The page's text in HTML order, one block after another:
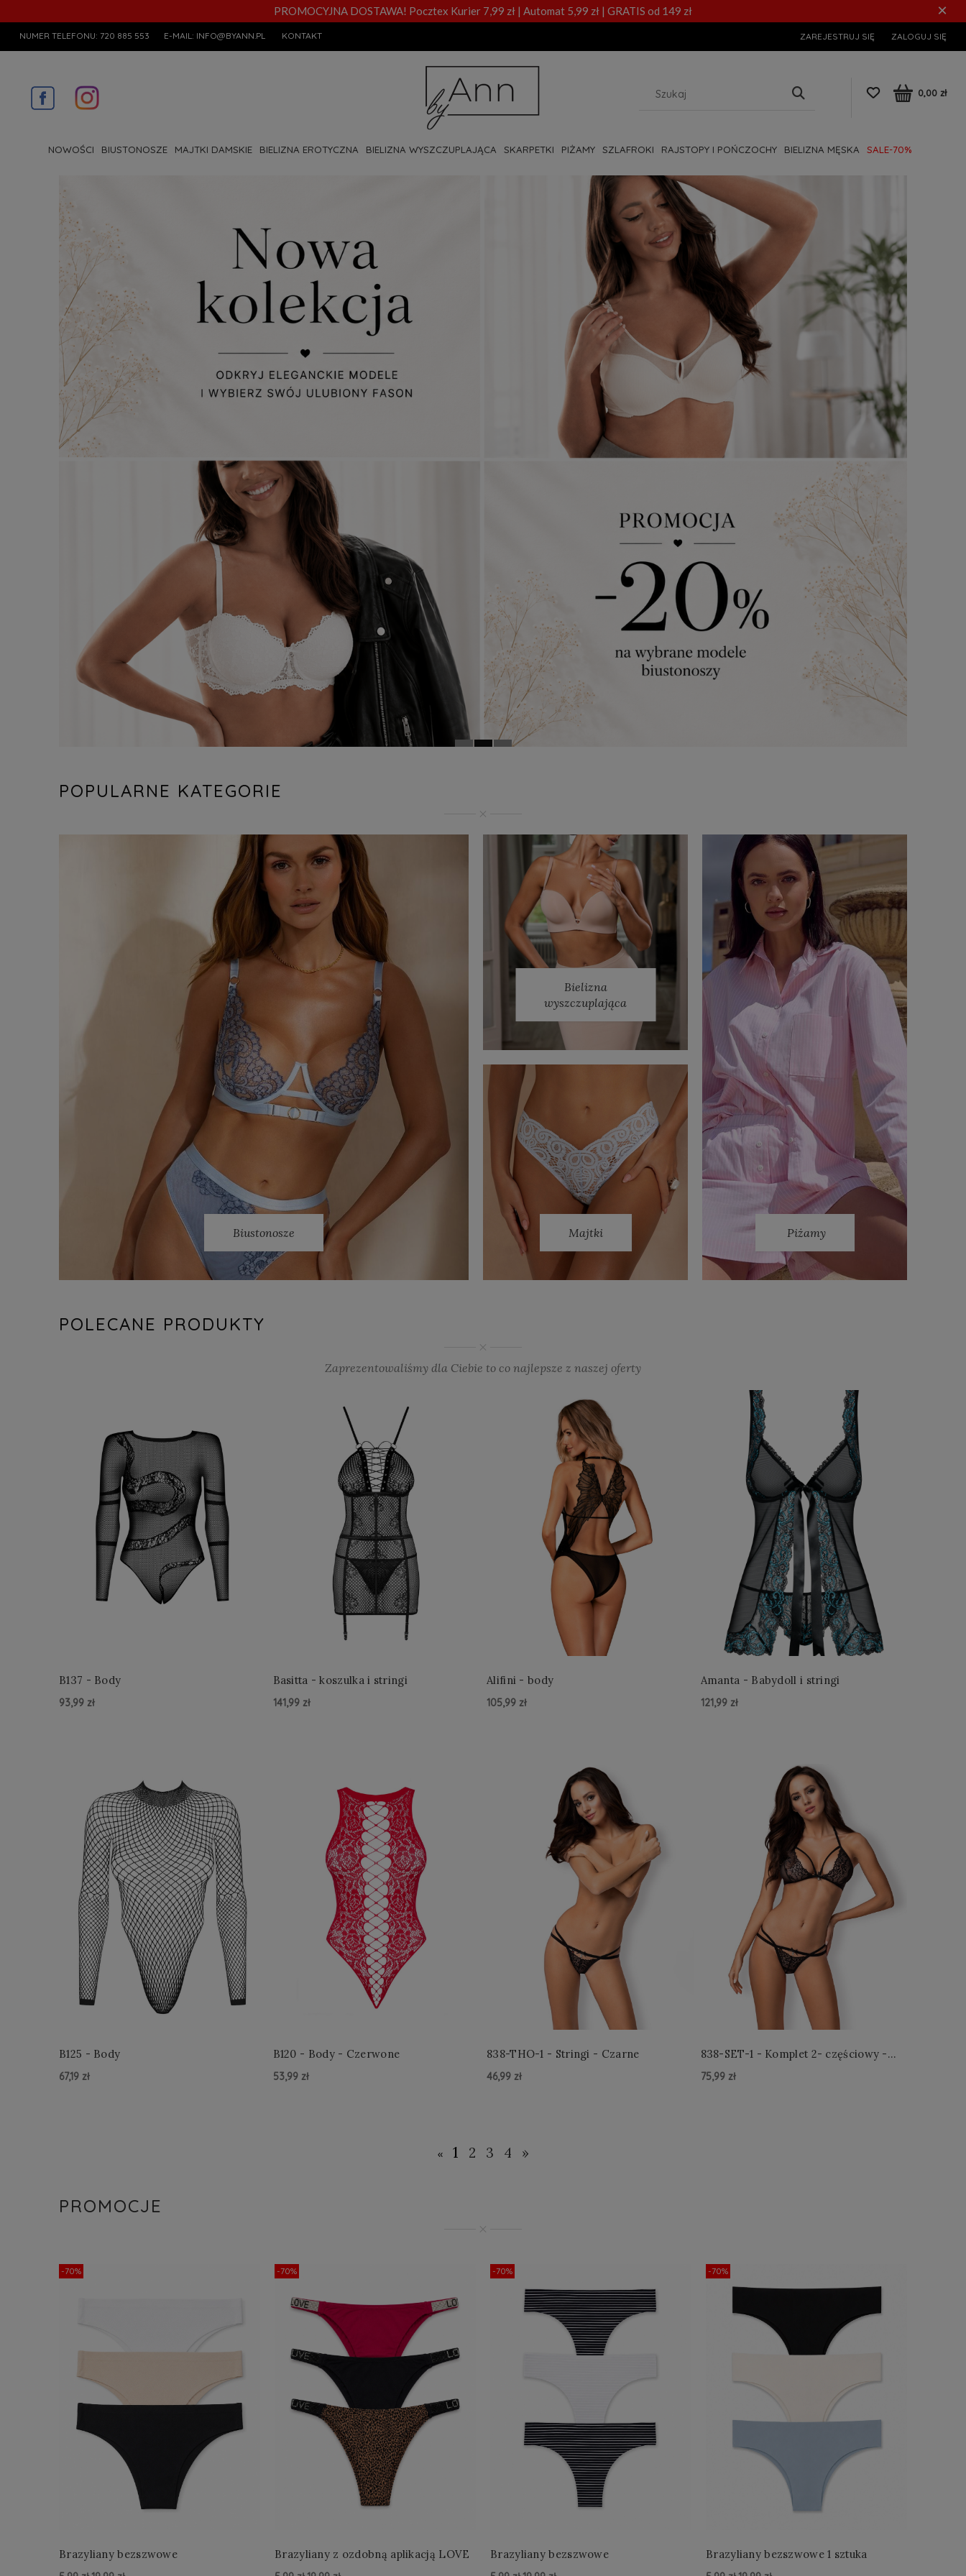
PROMOCYJNA DOSTAWA! Pocztex Kurier 7,99 zł | Automat 5,99 zł | GRATIS od 149 zł ×
NUMER TELEFONU: 720 885 553 E-MAIL: INFO@BYANN.PL KONTAKT ZAREJESTRUJ SIĘ ZALOGUJ SIĘ
0,00 zł
NOWOŚCI BIUSTONOSZE MAJTKI DAMSKIE BIELIZNA EROTYCZNA BIELIZNA WYSZCZUPLAJĄCA SKARPETKI PIŻAMY SZLAFROKI RAJSTOPY I POŃCZOCHY BIELIZNA MĘSKA SALE-70%
POPULARNE KATEGORIE
Biustonosze
Bielizna
wyszczuplająca
Majtki Piżamy
POLECANE PRODUKTY
Zaprezentowaliśmy dla Ciebie to co najlepsze z naszej oferty
B137 - Body
93,99 zł
Basitta - koszulka i stringi
141,99 zł
Alifini - body
105,99 zł
Amanta - Babydoll i stringi
121,99 zł
B125 - Body
67,19 zł
B120 - Body - Czerwone
53,99 zł
838-THO-1 - Stringi - Czarne
46,99 zł
838-SET-1 - Komplet 2- częściowy -
75,99 zł
« 1 2 3 4 »
PROMOCJE
Brazyliany bezszwowe
-70%
Brazyliany z ozdobną aplikacją LOVE
-70%
Brazyliany bezszwowe
-70%
Brazyliany bezszwowe 1 sztuka
-70%